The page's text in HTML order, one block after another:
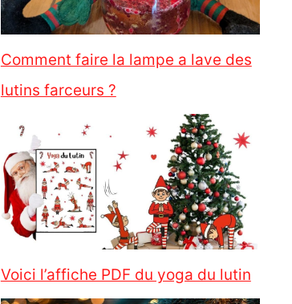
Comment faire la lampe a lave des
lutins farceurs ?
Voici l’affiche PDF du yoga du lutin